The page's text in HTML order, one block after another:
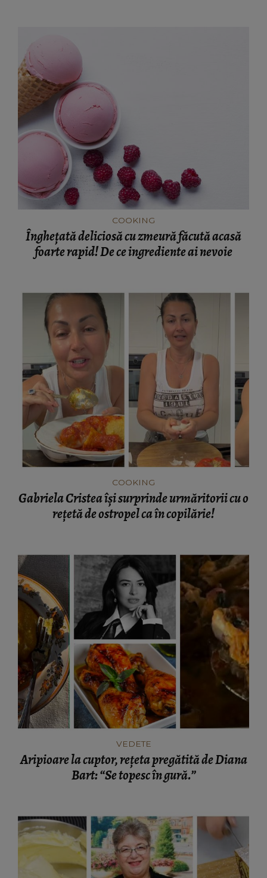
COOKING
Înghețată deliciosă cu zmeură făcută acasă
foarte rapid! De ce ingrediente ai nevoie
COOKING
Gabriela Cristea își surprinde urmăritorii cu o
rețetă de ostropel ca în copilărie!
VEDETE
Aripioare la cuptor, rețeta pregătită de Diana
Bart: “Se topesc în gură.”